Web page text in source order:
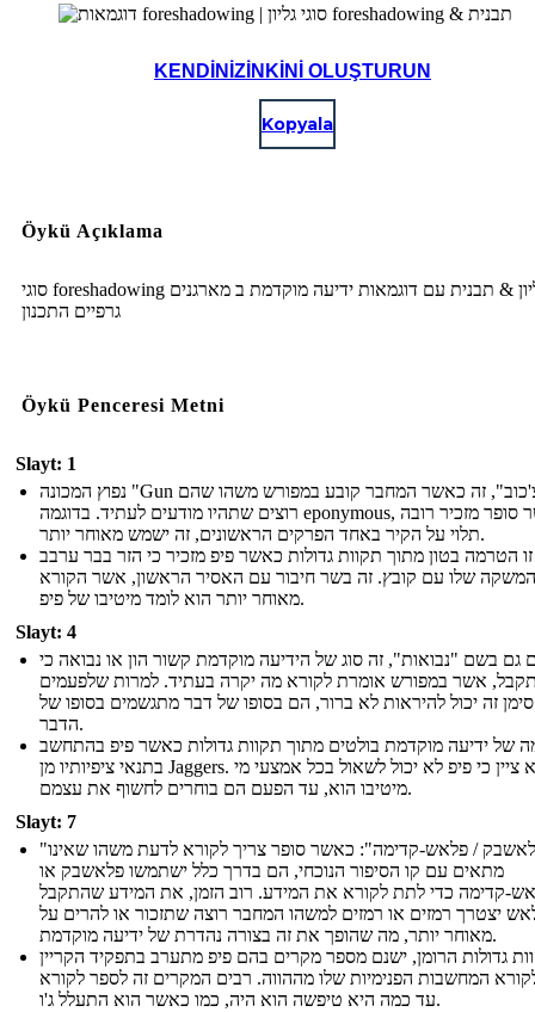
KENDINIZINKINI OLUŞTURUN
Kopyala
Öykü Açıklama
סוגי foreshadowing גליון & תבנית עם דוגמאות ידיעה מוקדמת ב מארגנים
גרפיים התכנון
Öykü Penceresi Metni
Slayt: 1
נפוץ המכונה "Gun של צ'כוב", זה כאשר המחבר קובע במפורש משהו שהם
רוצים שתהיו מודעים לעתיד. בדוגמה eponymous, כאשר סופר מזכיר רובה
תלוי על הקיר באחד הפרקים הראשונים, זה ישמש מאוחר יותר.
הטרמה בטון מתוך תקוות גדולות כאשר פיפ מזכיר כי הזר בבר ערבב
שלו עם קובץ. זה בשר חיבור עם האסיר הראשון, אשר הקורא
מאוחר יותר הוא לומד מיטיבו של פיפ.
Slayt: 4
גם בשם "נבואות", זה סוג של הידיעה מוקדמת קשור הון או נבואה כי
אשר במפורש אומרת לקורא מה יקרה בעתיד. למרות שלפעמים
זה יכול להיראות לא ברור, הם בסופו של דבר מתגשמים בסופו של
הדבר.
של ידיעה מוקדמת בולטים מתוך תקוות גדולות כאשר פיפ בהתחשב
בתנאי ציפיותיו מן Jaggers. הוא ציין כי פיפ לא יכול לשאול בכל אמצעי מי
מיטיבו הוא, עד הפעם הם בוחרים לחשוף את עצמם.
Slayt: 7
"פלאשבק / פלאש-קדימה": כאשר סופר צריך לקורא לדעת משהו שאינו
מתאים עם קו הסיפור הנוכחי, הם בדרך כלל ישתמשו פלאשבק או
קדימה כדי לתת לקורא את המידע. רוב הזמן, את המידע שהתקבל
יצטרך רמזים או רמזים למשהו המחבר רוצה שתזכור או להרים על
מאוחר יותר, מה שהופך את זה בצורה נהדרת של ידיעה מוקדמת.
גדולות הרומן, ישנם מספר מקרים בהם פיפ מתערב בתפקיד הקריין
לקורא המחשבות הפנימיות שלו מההווה. רבים המקרים זה לספר לקורא
עד כמה היא טיפשה הוא היה, כמו כאשר הוא התעלל ג'ו.